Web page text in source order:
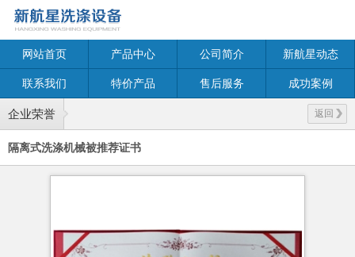
网站首页 产品中心 公司简介 新航星动态
联系我们 特价产品 售后服务 成功案例
企业荣誉 返回
隔离式洗涤机械被推荐证书